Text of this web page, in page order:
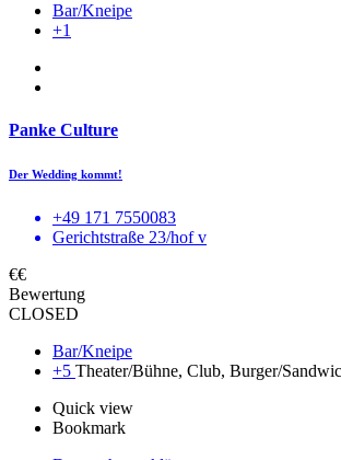
Bar/Kneipe
+1
Panke Culture
Der Wedding kommt!
+49 171 7550083
Gerichtstraße 23/hof v
€€
Bewertung
CLOSED
Bar/Kneipe
+5 Theater/Bühne, Club, Burger/
Quick view
Bookmark